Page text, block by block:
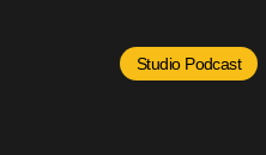
Studio Podcast